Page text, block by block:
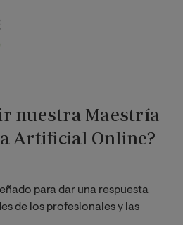
nuestra Maestría
Artificial Online?
para dar una respuesta
de los profesionales y las